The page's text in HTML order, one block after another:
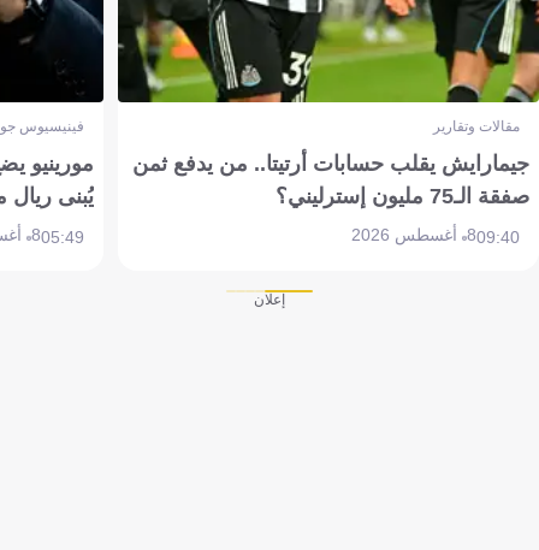
مقالات وتقارير
جيمارايش يقلب حسابات أرتيتا.. من يدفع ثمن
صفقة الـ75 مليون إسترليني؟
09:408 أغسطس 2026
فينيسيوس
مورينيو
يُبنى ريال
05:498 أغسطس 2026
إعلان